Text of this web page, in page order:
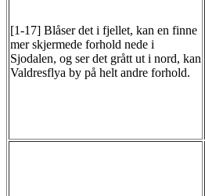
[1-17] Blåser det i fjellet, kan en finne
mer skjermede forhold nede i
Sjodalen, og ser det grått ut i nord, kan
Valdresflya by på helt andre forhold.